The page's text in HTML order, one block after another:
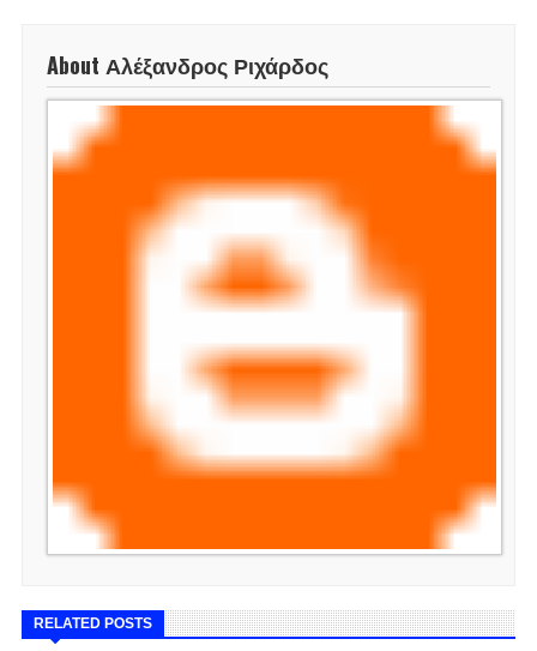
About Αλέξανδρος Ριχάρδος
RELATED POSTS